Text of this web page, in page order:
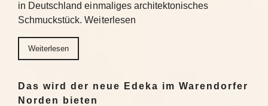
in Deutschland einmaliges architektonisches
Schmuckstück. Weiterlesen
Weiterlesen
Das wird der neue Edeka im Warendorfer
Norden bieten